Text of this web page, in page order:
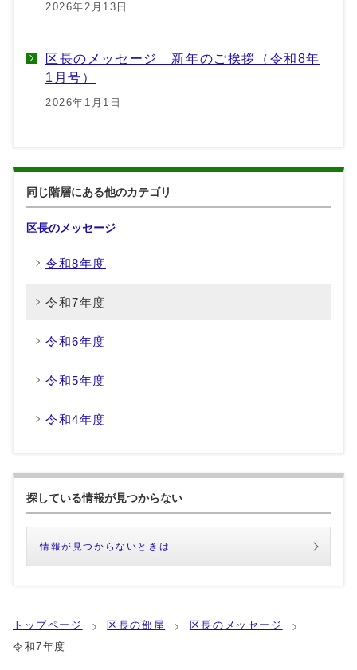
2026年2月13日
区長のメッセージ 新年のご挨拶（令和8年
1月号）
2026年1月1日
同じ階層にある他のカテゴリ
区長のメッセージ
令和8年度
令和7年度
令和6年度
令和5年度
令和4年度
探している情報が見つからない
情報が見つからないときは
トップページ 区長の部屋
区長のメッセージ
令和7年度